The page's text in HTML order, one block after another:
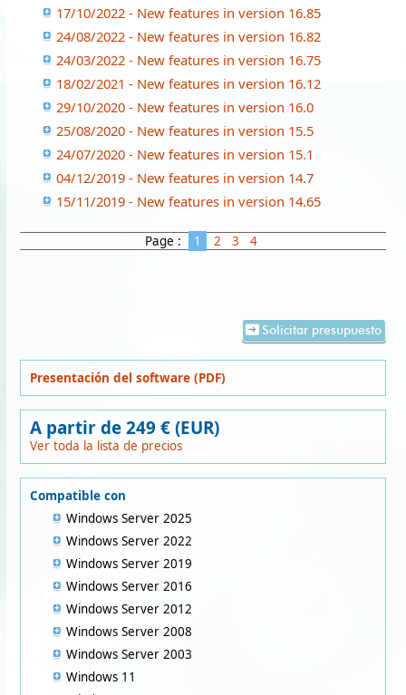
17/10/2022 - New features in version 16.85
24/08/2022 - New features in version 16.82
24/03/2022 - New features in version 16.75
18/02/2021 - New features in version 16.12
29/10/2020 - New features in version 16.0
25/08/2020 - New features in version 15.5
24/07/2020 - New features in version 15.1
04/12/2019 - New features in version 14.7
15/11/2019 - New features in version 14.65
Page : 1 2 3 4
Solicitar presupuesto
Presentación del software (PDF)
A partir de 249 € (EUR)
Ver toda la lista de precios
Compatible con
Windows Server 2025
Windows Server 2022
Windows Server 2019
Windows Server 2016
Windows Server 2012
Windows Server 2008
Windows Server 2003
Windows 11